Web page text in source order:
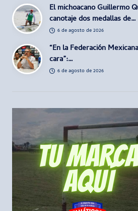
El michoacano Guillermo
canotaje dos medallas de…
6 de agosto de 2026
“En la Federación
cara”:…
6 de agosto de 2026